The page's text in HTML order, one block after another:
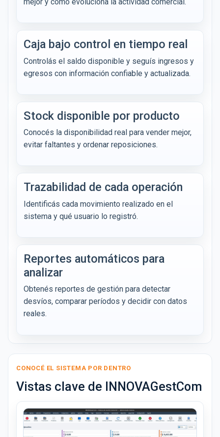
Caja bajo control en tiempo real
Controlás el saldo disponible y seguís ingresos y
egresos con información confiable y actualizada.
Stock disponible por producto
Conocés la disponibilidad real para vender mejor,
evitar faltantes y ordenar reposiciones.
Trazabilidad de cada operación
Identificás cada movimiento realizado en el
sistema y qué usuario lo registró.
Reportes automáticos para
analizar
Obtenés reportes de gestión para detectar
desvíos, comparar períodos y decidir con datos
reales.
CONOCÉ EL SISTEMA POR DENTRO
Vistas clave de INNOVAGestCom